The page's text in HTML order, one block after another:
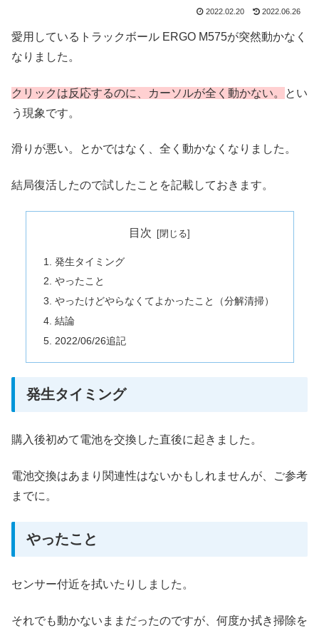
2022.02.20 2022.06.26
愛用しているトラックボール ERGO M575が突然動かなく
なりました。
クリックは反応するのに、カーソルが全く動かない。
とい
う現象です。
滑りが悪い。とかではなく、全く動かなくなりました。
結局復活したので試したことを記載しておきます。
目次
発生タイミング
やったこと
やったけどやらなくてよかったこと（分解清掃）
結論
2022/06/26追記
発生タイミング
購入後初めて電池を交換した直後に起きました。
電池交換はあまり関連性はないかもしれませんが、ご参考
までに。
やったこと
センサー付近を拭いたりしました。
それでも動かないままだったのですが、何度か拭き掃除を